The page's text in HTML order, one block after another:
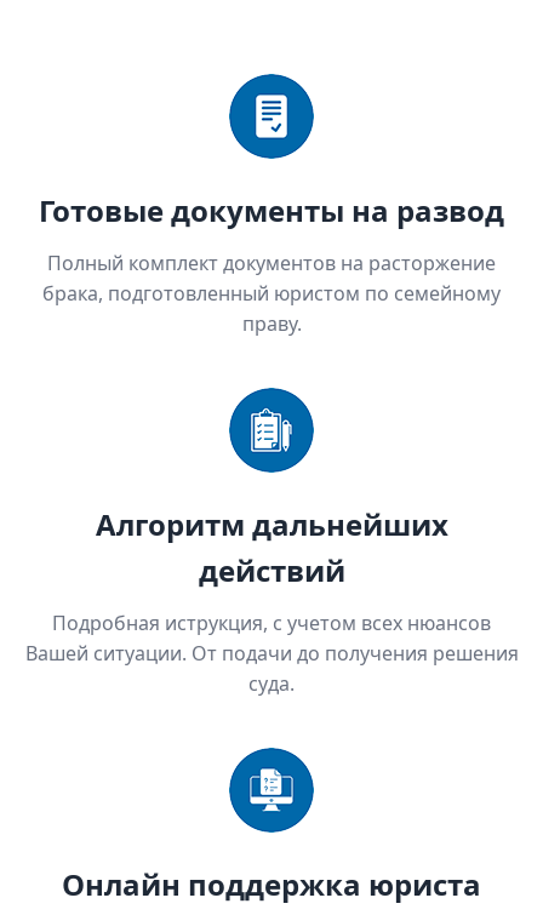
Готовые документы на развод
Полный комплект документов на расторжение
брака, подготовленный юристом по семейному
праву.
Алгоритм дальнейших
действий
Подробная иструкция, с учетом всех нюансов
Вашей ситуации. От подачи до получения решения
суда.
Онлайн поддержка юриста